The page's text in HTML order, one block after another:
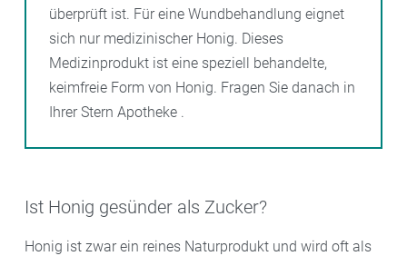
überprüft ist. Für eine Wundbehandlung eignet
sich nur medizinischer Honig. Dieses
Medizinprodukt ist eine speziell behandelte,
keimfreie Form von Honig. Fragen Sie danach in
Ihrer Stern Apotheke .
Ist Honig gesünder als Zucker?
Honig ist zwar ein reines Naturprodukt und wird oft als